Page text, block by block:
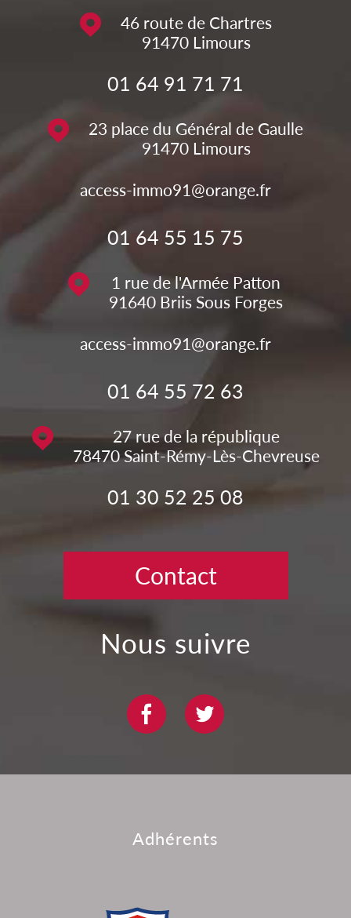
46 route de Chartres
91470 Limours
01 64 91 71 71
23 place du Général de Gaulle
91470 Limours
access-immo91@orange.fr
01 64 55 15 75
1 rue de l'Armée Patton
91640 Briis Sous Forges
access-immo91@orange.fr
01 64 55 72 63
27 rue de la république
78470 Saint-Rémy-Lès-Chevreuse
01 30 52 25 08
Contact
nous suivre
adhérents